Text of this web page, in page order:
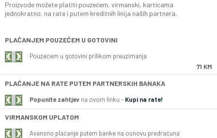
Proizvode možete platiti pouzećem, virmanski, karticama
jednokratno, na rate i putem kreditnih linija naših partnera.
PLAĆANJEM POUZEĆEM U GOTOVINI
Pouzećem u gotovini prilikom preuzimanja
71 KM
PLAĆANJE NA RATE PUTEM PARTNERSKIH BANAKA
Popunite zahtjev na ovom linku - Kupi na rate!
VIRMANSKOM UPLATOM
Avansno plaćanje putem banke na osnovu predračuna